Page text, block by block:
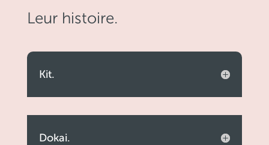
Leur histoire.
Kit.
Dokai.